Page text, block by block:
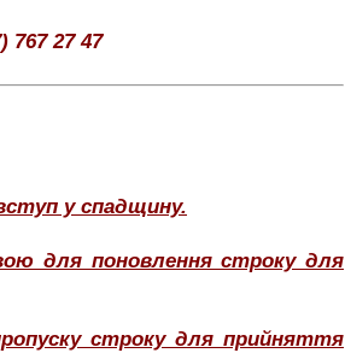
767 27 47
у спадщину.
для поновлення строку для
строку для прийняття